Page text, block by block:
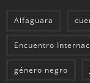
Alfaguara
Encuentro
género negro